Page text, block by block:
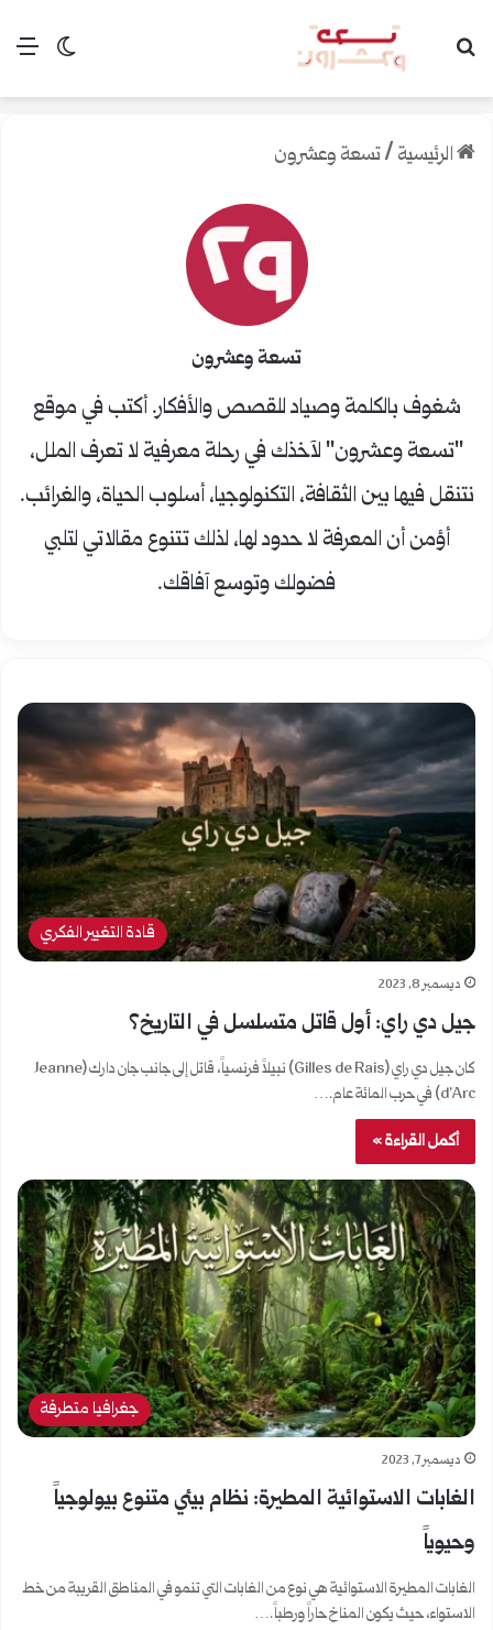
الوضع
الرئيسية /تسعة وعشرون
تسعة وعشرون
شغوف بالكلمة وصياد للقصص والأفكار. أكتب في موقع
"تسعة وعشرون" لآخذك في رحلة معرفية لا تعرف الملل،
نتنقل فيها بين الثقافة، التكنولوجيا، أسلوب الحياة، والغرائب.
أؤمن أن المعرفة لا حدود لها، لذلك تتنوع مقالاتي لتلبي
فضولك وتوسع آفاقك.
قادة التغيير الفكري
ديسمبر 8, 2023
جيل دي راي: أول قاتل متسلسل في التاريخ؟
كان جيل دي راي (Gilles de Rais) نبيلاً فرنسياً، قاتل إلى جانب جان دارك (Jeanne
d’Arc) في حرب المائة عام.…
أكمل القراءة »
جغرافيا متطرفة
ديسمبر 7, 2023
الغابات الاستوائية المطيرة: نظام بيئي متنوع بيولوجياً
وحيوياً
الغابات المطيرة الاستوائية هي نوع من الغابات التي تنمو في المناطق القريبة من خط
الاستواء، حيث يكون المناخ حاراً ورطباً.…